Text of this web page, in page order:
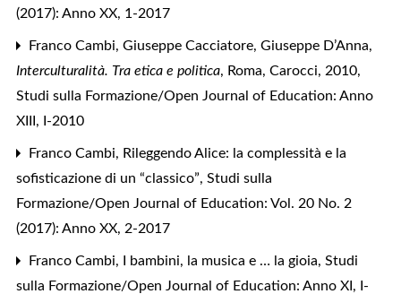
(2017): Anno XX, 1-2017
Franco Cambi, Giuseppe Cacciatore, Giuseppe D’Anna,
Interculturalità. Tra etica e politica, Roma, Carocci, 2010,
Studi sulla Formazione/Open Journal of Education: Anno
XIII, I-2010
Franco Cambi, Rileggendo Alice: la complessità e la
sofisticazione di un “classico”, Studi sulla
Formazione/Open Journal of Education: Vol. 20 No. 2
(2017): Anno XX, 2-2017
Franco Cambi, I bambini, la musica e … la gioia, Studi
sulla Formazione/Open Journal of Education: Anno XI, I-